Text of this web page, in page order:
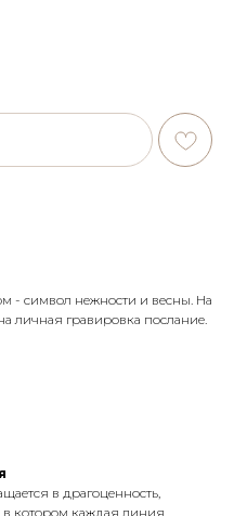
- символ нежности и весны. На
личная гравировка послание.
в драгоценность,
котором каждая линия